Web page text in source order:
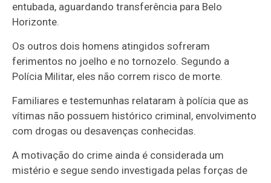
entubada, aguardando transferência para Belo
Horizonte.
Os outros dois homens atingidos sofreram
ferimentos no joelho e no tornozelo. Segundo a
Polícia Militar, eles não correm risco de morte.
Familiares e testemunhas relataram à polícia que as
vítimas não possuem histórico criminal, envolvimento
com drogas ou desavenças conhecidas.
A motivação do crime ainda é considerada um
mistério e segue sendo investigada pelas forças de